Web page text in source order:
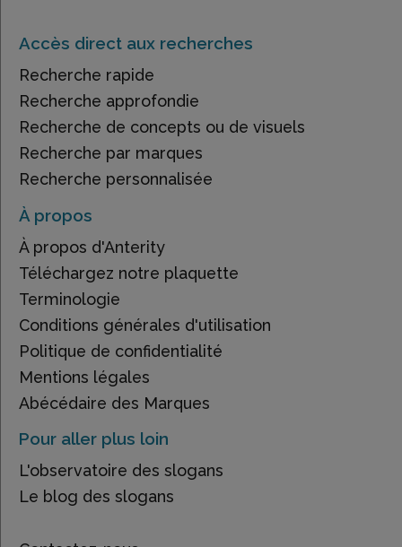
Accès direct aux recherches
Recherche rapide
Recherche approfondie
Recherche de concepts ou de visuels
Recherche par marques
Recherche personnalisée
À propos
À propos d'Anterity
Téléchargez notre plaquette
Terminologie
Conditions générales d'utilisation
Politique de confidentialité
Mentions légales
Abécédaire des Marques
Pour aller plus loin
L'observatoire des slogans
Le blog des slogans